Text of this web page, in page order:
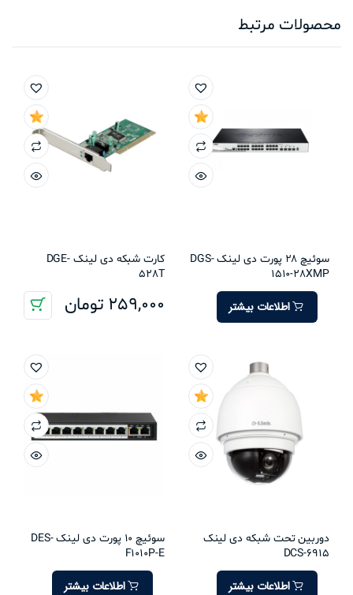
محصولات مرتبط
سوئیچ 28 پورت دی لینک DGS-
1510-28XMP
اطلاعات بیشتر
کارت شبکه دی لینک DGE-
528T
259,000 تومان
دوربین تحت شبکه دی لینک
DCS-6915
اطلاعات بیشتر
سوئیچ 10 پورت دی لینک DES-
F1010P-E
اطلاعات بیشتر